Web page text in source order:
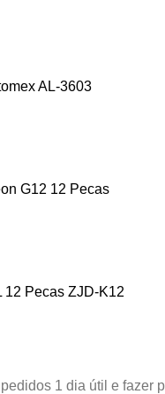
AL-3603
G12 12 Pecas
12 Pecas ZJD-K12
1 dia útil e fazer